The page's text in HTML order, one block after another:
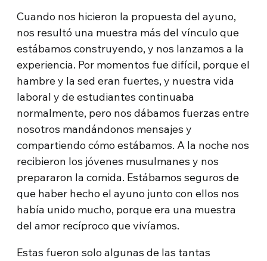
Cuando nos hicieron la propuesta del ayuno,
nos resultó una muestra más del vínculo que
estábamos construyendo, y nos lanzamos a la
experiencia. Por momentos fue difícil, porque el
hambre y la sed eran fuertes, y nuestra vida
laboral y de estudiantes continuaba
normalmente, pero nos dábamos fuerzas entre
nosotros mandándonos mensajes y
compartiendo cómo estábamos. A la noche nos
recibieron los jóvenes musulmanes y nos
prepararon la comida. Estábamos seguros de
que haber hecho el ayuno junto con ellos nos
había unido mucho, porque era una muestra
del amor recíproco que vivíamos.
Estas fueron solo algunas de las tantas